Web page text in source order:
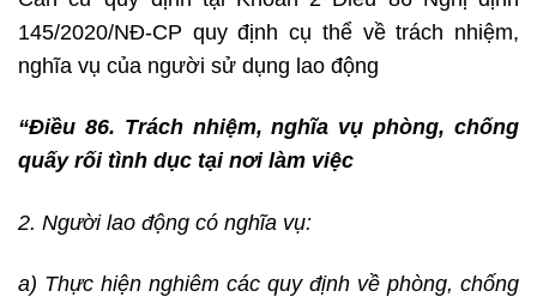
145/2020/NĐ-CP quy định cụ thể về trách nhiệm,
nghĩa vụ của người sử dụng lao động
“Điều 86. Trách nhiệm, nghĩa vụ phòng, chống
quấy rối tình dục tại nơi làm việc
2. Người lao động có nghĩa vụ:
a) Thực hiện nghiêm các quy định về phòng, chống